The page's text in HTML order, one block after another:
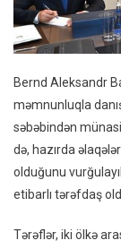
Bernd Aleksandr
məmnunluqla
səbəbindən
də, hazırda
olduğunu
etibarlı tərəfdaş
Tərəflər, iki ölkə